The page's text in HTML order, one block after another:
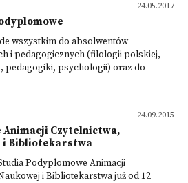
24.05.2017
wszystkim do absolwentów
i pedagogicznych (filologii polskiej,
pedagogiki, psychologii) oraz do
24.09.2015
Animacji Czytelnictwa,
i Bibliotekarstwa
Podyplomowe Animacji
i Bibliotekarstwa już od 12